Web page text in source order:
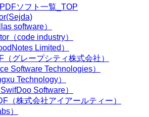
ソフト一覧_TOP
software）
（code industry）
Limited）
（グレープシティ株式会社）
Software Technologies）
Technology）
Software）
（株式会社アイアールティー）
）